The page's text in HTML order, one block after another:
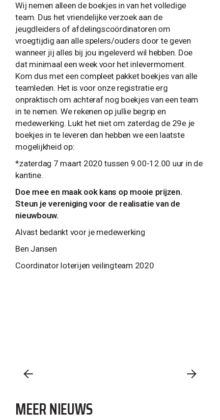
Wij nemen alleen de boekjes in van het volledige
team. Dus het vriendelijke verzoek aan de
jeugdleiders of afdelingscoördinatoren om
vroegtijdig aan alle spelers/ouders door te geven
wanneer jij alles bij jou ingeleverd wil hebben. Doe
dat minimaal een week voor het inlevermoment.
Kom dus met een compleet pakket boekjes van alle
teamleden. Het is voor onze registratie erg
onpraktisch om achteraf nog boekjes van een team
in te nemen. We rekenen op jullie begrip en
medewerking. Lukt het niet om zaterdag de 29e je
boekjes in te leveren dan hebben we een laatste
mogelijkheid op:
*zaterdag 7 maart 2020 tussen 9.00-12.00 uur in de
kantine.
Doe mee en maak ook kans op mooie prijzen.
Steun je vereniging voor de realisatie van de
nieuwbouw.
Alvast bedankt voor je medewerking
Ben Jansen
Coordinator loterijen veilingteam 2020
MEER NIEUWS